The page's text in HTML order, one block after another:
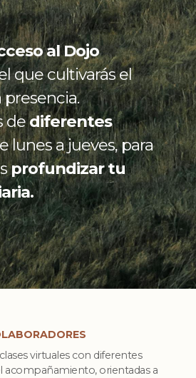
al Dojo
que cultivarás el
presencia.
dediferentes
lunes a jueves, para
profundizar tu
virtuales con diferentes
acompañamiento, orientadas a